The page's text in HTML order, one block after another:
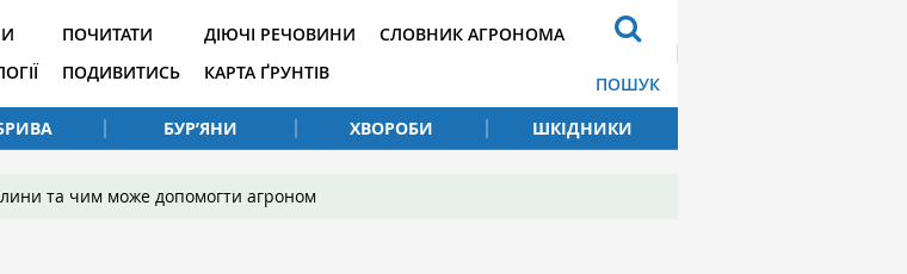
ПОЧИТАТИ
ПОДИВИТИСЬ
ДІЮЧІ РЕЧОВИНИ
КАРТА ҐРУНТІВ
СЛОВНИК АГРОНОМА
ПОШУК
БУР’ЯНИ ХВОРОБИ ШКІДНИКИ
та чим може допомогти агроном